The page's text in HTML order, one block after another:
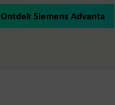
Ontdek Siemens Advanta